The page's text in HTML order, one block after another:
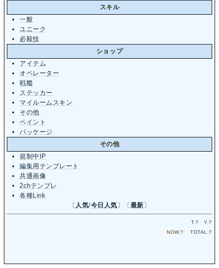
スキル
一般
ユニーク
必殺技
ショップ
アイテム
オペレーター
戦艦
ステッカー
マイルームスキン
その他
ペイント
パッケージ
その他
規制中IP
編集用テンプレート
共通画像
2chテンプレ
各種Link
〔 人気/今日人気 〕〔 最新 〕
T.? Y.?
NOW.? TOTAL.?